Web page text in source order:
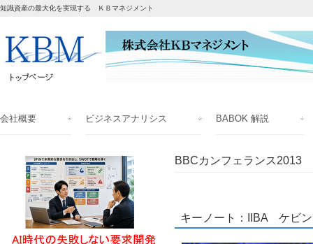
知識資産の最大化を実現する ＫＢマネジメント
会社概要 ビジネスアナリシス BABOK 解説
BBCカンフェランス
キーノート：IIBA ケビ